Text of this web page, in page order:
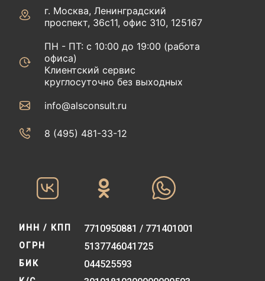
г. Москва, Ленинградский
проспект, 36с11, офис 310, 125167
ПН - ПТ: с 10:00 до 19:00 (работа
офиса)
Клиентский сервис
круглосуточно без выходных
info@alsconsult.ru
8 (495) 481-33-12‬‬
ИНН / КПП 7710950881 / 771401001
ОГРН 5137746041725
БИК 044525593